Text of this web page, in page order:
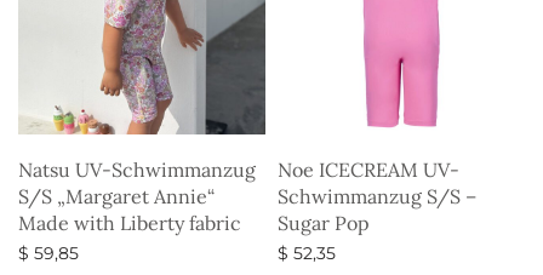
Natsu UV-Schwimmanzug
S/S „Margaret Annie“
Made with Liberty fabric
$ 59,85
Noe ICECREAM UV-
Schwimmanzug S/S –
Sugar Pop
$ 52,35